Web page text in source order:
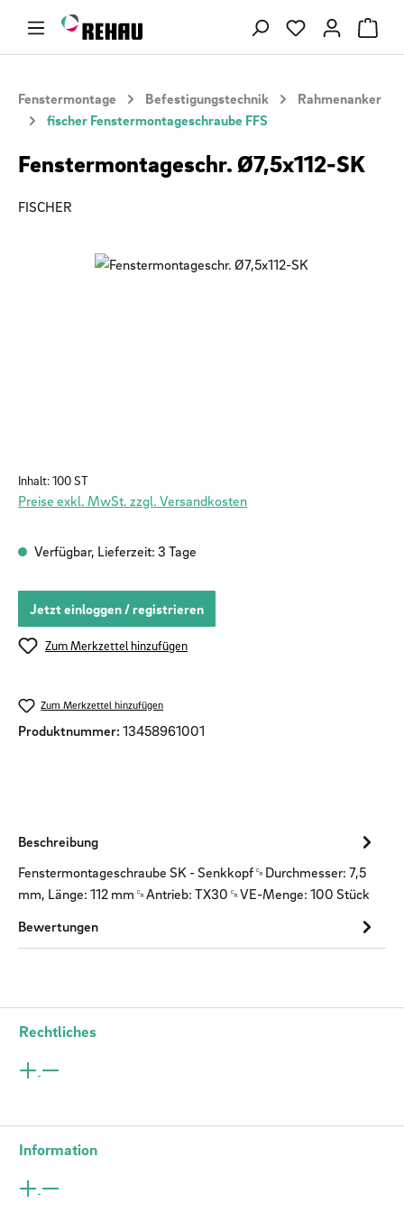
Zum Hauptinhalt springen Du hast 0
Fenstermontage Befestigungstechnik
Rahmenanker
fischer Fenstermontageschraube FFS
Fenstermontageschr. Ø7,5x112-SK
FISCHER
Bildergalerie überspringen
Inhalt:100 ST
Preise exkl. MwSt. zzgl. Versandkosten
Verfügbar, Lieferzeit: 3 Tage
Jetzt einloggen / registrieren
Zum Merkzettel hinzufügen
Zum Merkzettel hinzufügen
Produktnummer: 13458961001
Beschreibung
Fenstermontageschraube SK - Senkkopf␍Durchmesser: 7,5
mm, Länge: 112 mm␍Antrieb: TX30␍VE-Menge: 100 Stück
Bewertungen
Rechtliches
Information